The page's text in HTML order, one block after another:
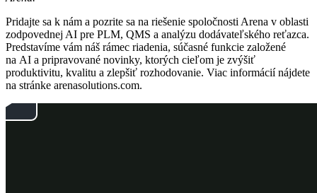
Pridajte sa k nám a pozrite sa na riešenie spoločnosti Arena v oblasti
zodpovednej AI pre PLM, QMS a analýzu dodávateľského reťazca.
Predstavíme vám náš rámec riadenia, súčasné funkcie založené
na AI a pripravované novinky, ktorých cieľom je zvýšiť
produktivitu, kvalitu a zlepšiť rozhodovanie. Viac informácií nájdete
na stránke arenasolutions.com.